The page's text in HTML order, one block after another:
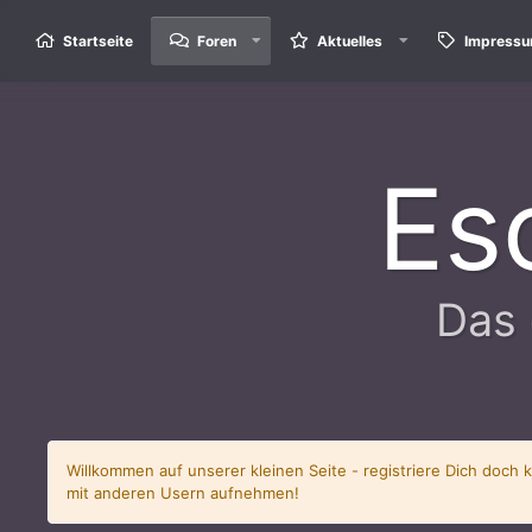
Startseite Foren Aktuelles
Willkommen auf unserer kleinen Seite - registriere Dich doch
mit anderen Usern aufnehmen!